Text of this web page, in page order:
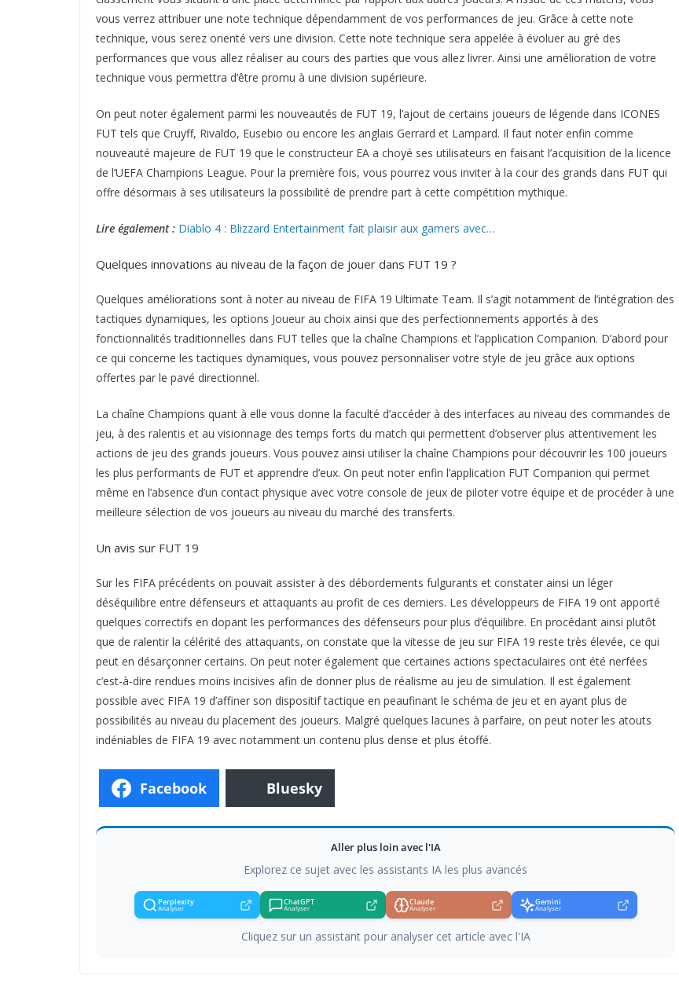
vous verrez attribuer une note technique dépendamment de vos performances de jeu. Grâce à cette note
technique, vous serez orienté vers une division. Cette note technique sera appelée à évoluer au gré des
performances que vous allez réaliser au cours des parties que vous allez livrer. Ainsi une amélioration de votre
technique vous permettra d’être promu à une division supérieure.
On peut noter également parmi les nouveautés de FUT 19, l’ajout de certains joueurs de légende dans ICONES
FUT tels que Cruyff, Rivaldo, Eusebio ou encore les anglais Gerrard et Lampard. Il faut noter enfin comme
nouveauté majeure de FUT 19 que le constructeur EA a choyé ses utilisateurs en faisant l’acquisition de la licence
de l’UEFA Champions League. Pour la première fois, vous pourrez vous inviter à la cour des grands dans FUT qui
offre désormais à ses utilisateurs la possibilité de prendre part à cette compétition mythique.
Lire également : Diablo 4 : Blizzard Entertainment fait plaisir aux gamers avec…
Quelques innovations au niveau de la façon de jouer dans FUT 19 ?
Quelques améliorations sont à noter au niveau de FIFA 19 Ultimate Team. Il s’agit notamment de l’intégration des
tactiques dynamiques, les options Joueur au choix ainsi que des perfectionnements apportés à des
fonctionnalités traditionnelles dans FUT telles que la chaîne Champions et l’application Companion. D’abord pour
ce qui concerne les tactiques dynamiques, vous pouvez personnaliser votre style de jeu grâce aux options
offertes par le pavé directionnel.
La chaîne Champions quant à elle vous donne la faculté d’accéder à des interfaces au niveau des commandes de
jeu, à des ralentis et au visionnage des temps forts du match qui permettent d’observer plus attentivement les
actions de jeu des grands joueurs. Vous pouvez ainsi utiliser la chaîne Champions pour découvrir les 100 joueurs
les plus performants de FUT et apprendre d’eux. On peut noter enfin l’application FUT Companion qui permet
même en l’absence d’un contact physique avec votre console de jeux de piloter votre équipe et de procéder à une
meilleure sélection de vos joueurs au niveau du marché des transferts.
Un avis sur FUT 19
Sur les FIFA précédents on pouvait assister à des débordements fulgurants et constater ainsi un léger
déséquilibre entre défenseurs et attaquants au profit de ces derniers. Les développeurs de FIFA 19 ont apporté
quelques correctifs en dopant les performances des défenseurs pour plus d’équilibre. En procédant ainsi plutôt
que de ralentir la célérité des attaquants, on constate que la vitesse de jeu sur FIFA 19 reste très élevée, ce qui
peut en désarçonner certains. On peut noter également que certaines actions spectaculaires ont été nerfées
c’est-à-dire rendues moins incisives afin de donner plus de réalisme au jeu de simulation. Il est également
possible avec FIFA 19 d’affiner son dispositif tactique en peaufinant le schéma de jeu et en ayant plus de
possibilités au niveau du placement des joueurs. Malgré quelques lacunes à parfaire, on peut noter les atouts
indéniables de FIFA 19 avec notamment un contenu plus dense et plus étoffé.
Facebook Bluesky
Aller plus loin avec l'IA
Explorez ce sujet avec les assistants IA les plus avancés
Perplexity
Analyser
ChatGPT
Analyser
Claude
Analyser
Gemini
Analyser
Cliquez sur un assistant pour analyser cet article avec l'IA